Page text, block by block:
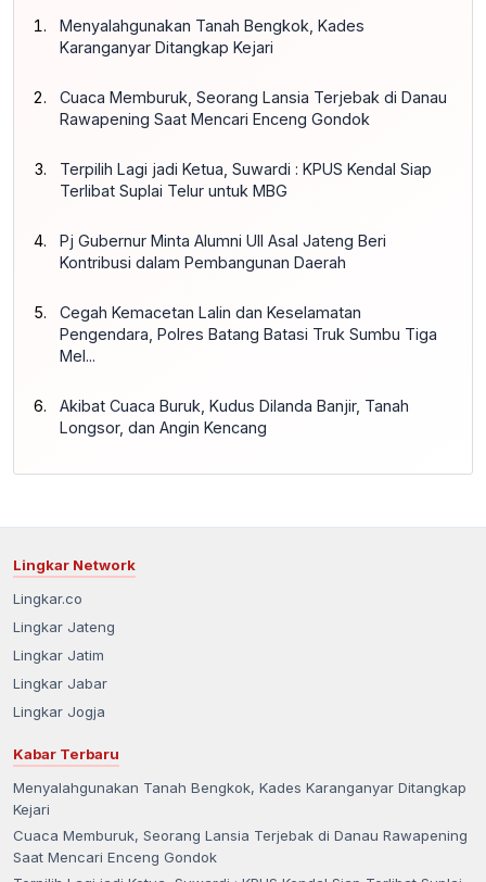
Menyalahgunakan Tanah Bengkok, Kades
Karanganyar Ditangkap Kejari
Cuaca Memburuk, Seorang Lansia Terjebak di Danau
Rawapening Saat Mencari Enceng Gondok
Terpilih Lagi jadi Ketua, Suwardi : KPUS Kendal Siap
Terlibat Suplai Telur untuk MBG
Pj Gubernur Minta Alumni UII Asal Jateng Beri
Kontribusi dalam Pembangunan Daerah
Cegah Kemacetan Lalin dan Keselamatan
Pengendara, Polres Batang Batasi Truk Sumbu Tiga
Mel...
Akibat Cuaca Buruk, Kudus Dilanda Banjir, Tanah
Longsor, dan Angin Kencang
Lingkar Network
Lingkar.co
Lingkar Jateng
Lingkar Jatim
Lingkar Jabar
Lingkar Jogja
Kabar Terbaru
Menyalahgunakan Tanah Bengkok, Kades Karanganyar Ditangkap
Kejari
Cuaca Memburuk, Seorang Lansia Terjebak di Danau Rawapening
Saat Mencari Enceng Gondok